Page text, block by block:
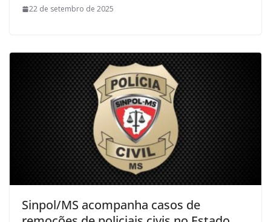
22 de setembro de 2025
Sinpol/MS acompanha casos de